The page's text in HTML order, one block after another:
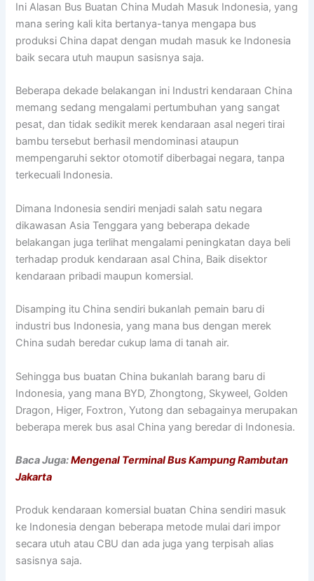
Ini Alasan Bus Buatan China Mudah Masuk Indonesia, yang
mana sering kali kita bertanya-tanya mengapa bus
produksi China dapat dengan mudah masuk ke Indonesia
baik secara utuh maupun sasisnya saja.
Beberapa dekade belakangan ini Industri kendaraan China
memang sedang mengalami pertumbuhan yang sangat
pesat, dan tidak sedikit merek kendaraan asal negeri tirai
bambu tersebut berhasil mendominasi ataupun
mempengaruhi sektor otomotif diberbagai negara, tanpa
terkecuali Indonesia.
Dimana Indonesia sendiri menjadi salah satu negara
dikawasan Asia Tenggara yang beberapa dekade
belakangan juga terlihat mengalami peningkatan daya beli
terhadap produk kendaraan asal China, Baik disektor
kendaraan pribadi maupun komersial.
Disamping itu China sendiri bukanlah pemain baru di
industri bus Indonesia, yang mana bus dengan merek
China sudah beredar cukup lama di tanah air.
Sehingga bus buatan China bukanlah barang baru di
Indonesia, yang mana BYD, Zhongtong, Skyweel, Golden
Dragon, Higer, Foxtron, Yutong dan sebagainya merupakan
beberapa merek bus asal China yang beredar di Indonesia.
Baca Juga:Mengenal Terminal Bus Kampung Rambutan
Jakarta
Produk kendaraan komersial buatan China sendiri masuk
ke Indonesia dengan beberapa metode mulai dari impor
secara utuh atau CBU dan ada juga yang terpisah alias
sasisnya saja.